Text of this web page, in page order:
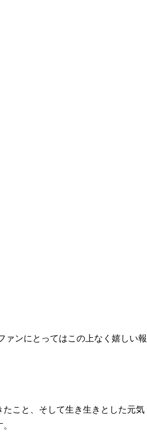
ァンにとってはこの上なく嬉しい報
こと、そして生き生きとした元気